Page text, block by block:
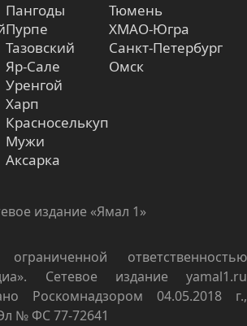
Пангоды
Пурпе
Тазовский
Яр-Сале
Уренгой
Харп
Красноселькуп
Мужи
Аксарка
Тюмень
ХМАО-Югра
Санкт-Петербург
Омск
издание «Ямал 1»
ответственностью
Сетевое издание yamal1.ru
Роскомнадзором 04.05.2018 г.,
№ ФС 77-72641